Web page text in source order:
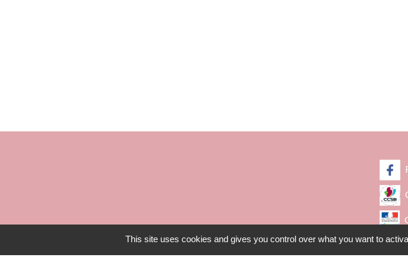
This site uses cookies and gives you control over what you want to